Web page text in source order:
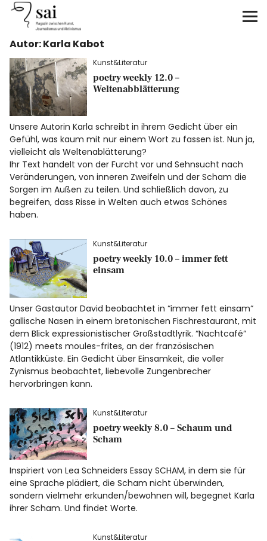
sai
Unterstützen
Klimagerechtigkeit
Antirassismus
Feminismen
Kunst&Literatur
Generation XYZ
Über uns
FacebookInstagram
Info
Autor: Karla Kabot
Kunst&Literatur
poetry weekly 12.0 –
Weltenabblätterung
Unsere Autorin Karla schreibt in ihrem Gedicht über ein
Gefühl, was kaum mit nur einem Wort zu fassen ist. Nun ja,
vielleicht als Weltenablätterung?
Ihr Text handelt von der Furcht vor und Sehnsucht nach
Veränderungen, von inneren Zweifeln und der Scham die
Sorgen im Außen zu teilen. Und schließlich davon, zu
begreifen, dass Risse in Welten auch etwas Schönes
haben.
Kunst&Literatur
poetry weekly 10.0 – immer fett
einsam
Unser Gastautor David beobachtet in “immer fett einsam“
gallische Nasen in einem bretonischen Fischrestaurant, mit
dem Blick expressionistischer Großstadtlyrik. “Nachtcafé“
(1912) meets moules-frites, an der französischen
Atlantikküste. Ein Gedicht über Einsamkeit, die voller
Zynismus beobachtet, liebevolle Zungenbrecher
hervorbringen kann.
Kunst&Literatur
poetry weekly 8.0 – Schaum und
Scham
Inspiriert von Lea Schneiders Essay SCHAM, in dem sie für
eine Sprache plädiert, die Scham nicht überwinden,
sondern vielmehr erkunden/bewohnen will, begegnet Karla
ihrer Scham. Und findet Worte.
Kunst&Literatur